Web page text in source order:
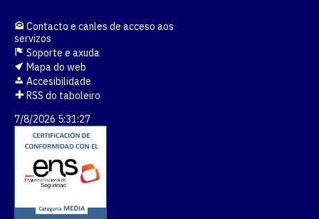
Contacto e canles de acceso aos
servizos
Soporte e axuda
Mapa do web
Accesibilidade
RSS do taboleiro
7/8/2026 5:31:28